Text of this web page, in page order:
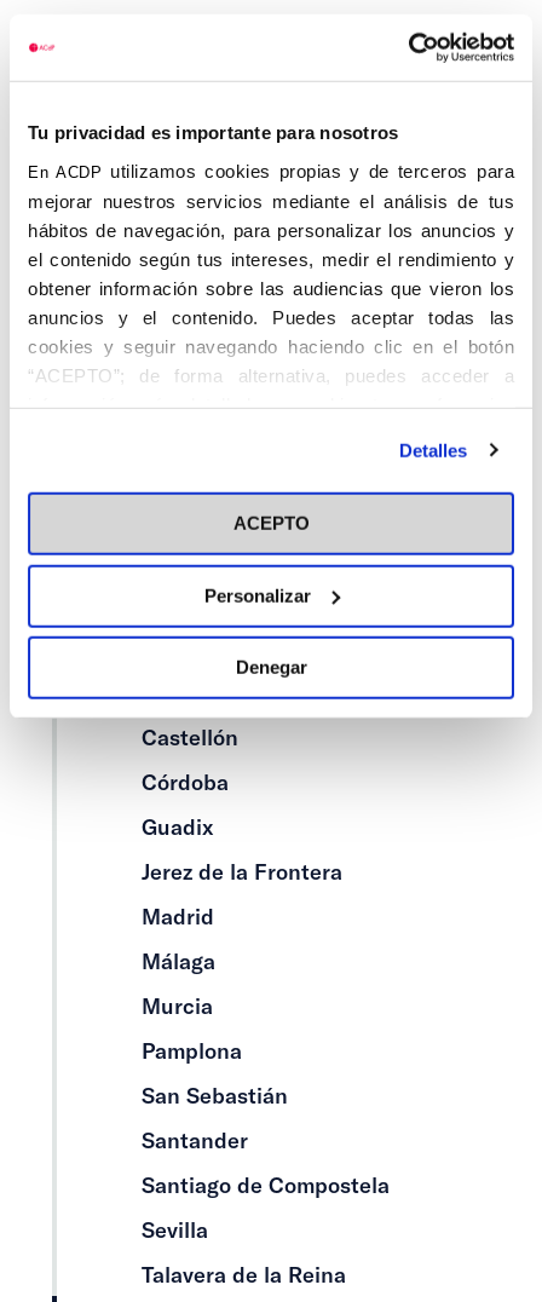
Tu privacidad es importante para nosotros
En ACDP utilizamos cookies propias y de terceros para
mejorar nuestros servicios mediante el análisis de tus
hábitos de navegación, para personalizar los anuncios y
el contenido según tus intereses, medir el rendimiento y
obtener información sobre las audiencias que vieron los
anuncios y el contenido. Puedes aceptar todas las
cookies y seguir navegando haciendo clic en el botón
“ACEPTO”; de forma alternativa, puedes acceder a
información más detallada y cambiar tus preferencias
en el botón "Personalizar". Para más información puedes
visitar nuestra Política de Cookies
Detalles
ACEPTO
Personalizar
Denegar
23 DE NOVIEMBRE DE 2018
Anteriores 1 9 10 11
Categorías
Cedinfor
Centros
Barcelona
Cáceres
Cádiz
Castellón
Córdoba
Guadix
Jerez de la Frontera
Madrid
Málaga
Murcia
Pamplona
San Sebastián
Santander
Santiago de Compostela
Sevilla
Talavera de la Reina